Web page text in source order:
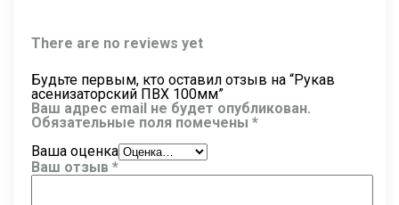
There are no reviews yet
Будьте первым, кто оставил отзыв на “Рукав
асенизаторский ПВХ 100мм”
Ваш адрес email не будет опубликован.
Обязательные поля помечены *
Ваша оценка
Ваш отзыв *